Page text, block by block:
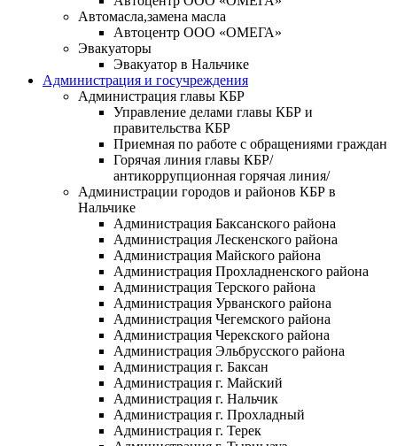
Автомасла,замена масла
Автоцентр ООО «ОМЕГА»
Эвакуаторы
Эвакуатор в Нальчике
Администрация и госучреждения
Администрация главы КБР
Управление делами главы КБР и
правительства КБР
Приемная по работе с обращениями граждан
Горячая линия главы КБР/
антикоррупционная горячая линия/
Администрации городов и районов КБР в
Нальчике
Администрация Баксанского района
Администрация Лескенского района
Администрация Майского района
Администрация Прохладненского района
Администрация Терского района
Администрация Урванского района
Администрация Чегемского района
Администрация Черекского района
Администрация Эльбрусского района
Администрация г. Баксан
Администрация г. Майский
Администрация г. Нальчик
Администрация г. Прохладный
Администрация г. Терек